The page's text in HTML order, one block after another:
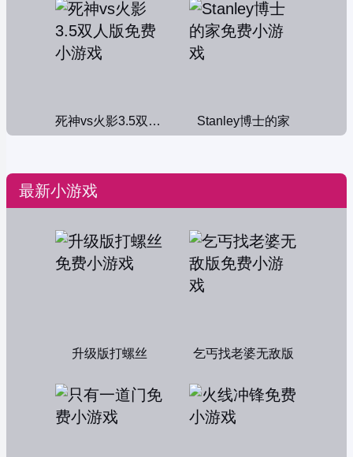
死神vs火影3.5双人版 Stanley博士的家
最新小游戏
升级版打螺丝 乞丐找老婆无敌版